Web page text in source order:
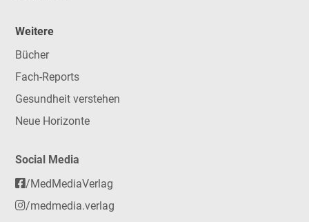
Weitere
Bücher
Fach-Reports
Gesundheit verstehen
Neue Horizonte
Social Media
/MedMediaVerlag
/medmedia.verlag